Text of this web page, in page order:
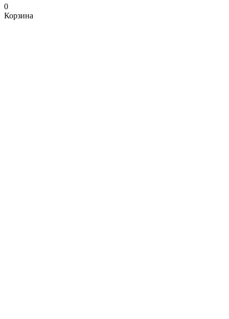
0
Корзина